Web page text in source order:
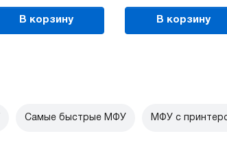
В корзину В корзину
Самые быстрые МФУ МФУ с